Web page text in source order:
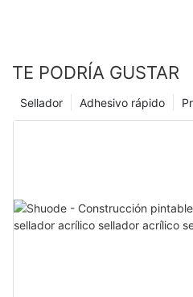
TE PODRÍA GUSTAR
Adhesivo rápido
Sellador